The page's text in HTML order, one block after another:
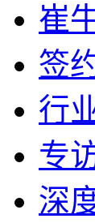
崔
签
行
专
深